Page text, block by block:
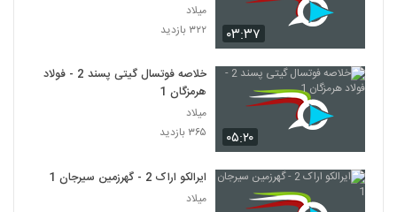
۰۳:۳۷
میلاد
۳۲۲ بازدید
۰۵:۲۰
خلاصه فوتسال گیتی پسند 2 - فولاد
هرمزگان 1
میلاد
۳۶۵ بازدید
ایرالکو اراک 2 - گهرزمین سیرجان 1
میلاد